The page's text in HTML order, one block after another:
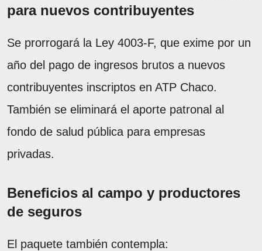
para nuevos contribuyentes
Se prorrogará la Ley 4003-F, que exime por un
año del pago de ingresos brutos a nuevos
contribuyentes inscriptos en ATP Chaco.
También se eliminará el aporte patronal al
fondo de salud pública para empresas
privadas.
Beneficios al campo y productores
de seguros
El paquete también contempla: